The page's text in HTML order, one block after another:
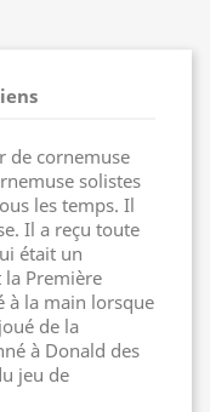
de cornemuse
solistes
les temps. Il
Il a reçu toute
était un
Première
à la main lorsque
de la
à Donald des
jeu de